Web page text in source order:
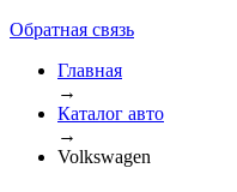
Обратная связь
Главная
→
Каталог авто
→
Volkswagen